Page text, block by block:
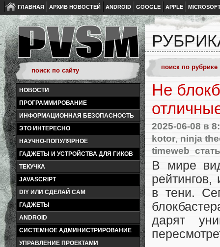
ГЛАВНАЯ АРХИВ НОВОСТЕЙ ANDROID GOOGLE APPLE
НОВОСТИ
ПРОГРАММИРОВАНИЕ
ИНФОРМАЦИОННАЯ БЕЗОПАСНОСТЬ
ЭТО ИНТЕРЕСНО
НАУЧНО-ПОПУЛЯРНОЕ
ГАДЖЕТЫ И УСТРОЙСТВА ДЛЯ ГИКОВ
ТЕКУЧКА
JAVASCRIPT
DIY ИЛИ СДЕЛАЙ САМ
ГАДЖЕТЫ
ANDROID
СИСТЕМНОЕ АДМИНИСТРИРОВАНИЕ
УПРАВЛЕНИЕ ПРОЕКТАМИ
Не
2025-06-08 в
kotor, ninja
В мире
рейтингов,
в тени.
дарят